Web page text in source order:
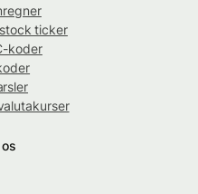
ticker
koder
os